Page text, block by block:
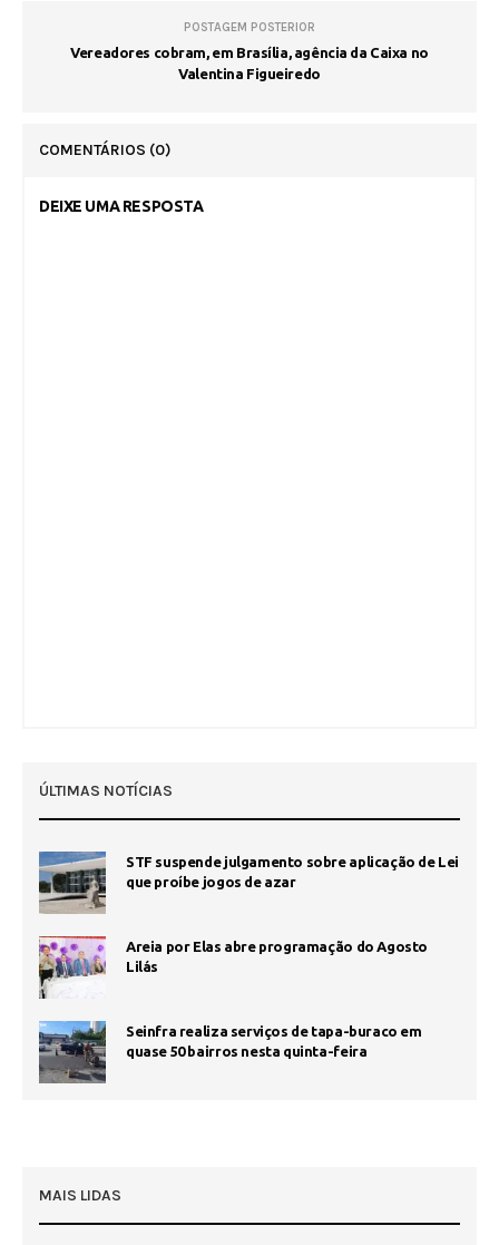
POSTAGEM POSTERIOR
Vereadores cobram, em Brasília, agência da Caixa no
Valentina Figueiredo
COMENTÁRIOS (0)
DEIXE UMA RESPOSTA
ÚLTIMAS NOTÍCIAS
STF suspende julgamento sobre aplicação de Lei
que proíbe jogos de azar
Areia por Elas abre programação do Agosto
Lilás
Seinfra realiza serviços de tapa-buraco em
quase 50 bairros nesta quinta-feira
MAIS LIDAS